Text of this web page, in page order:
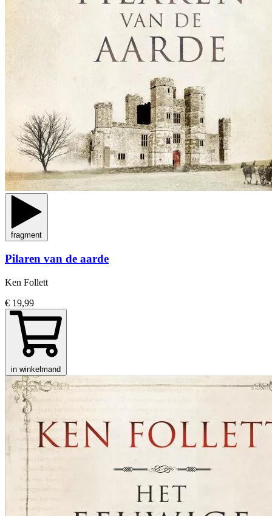
fragment
Pilaren van de aarde
Ken Follett
€ 19,99
in winkelmand